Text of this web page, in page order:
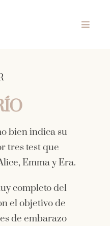
Toggle
bien indica su
tres test que
Emma y Era.
completo del
el objetivo de
de embarazo